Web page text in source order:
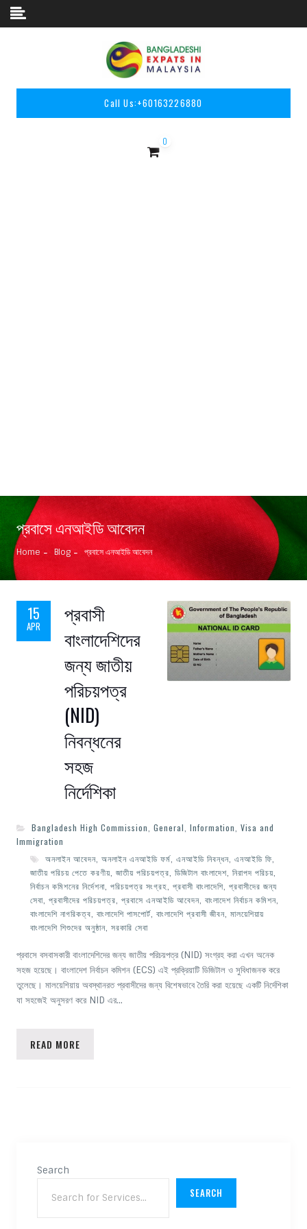
Skip to content
Call Us:+60163226880
0
প্রবাসে এনআইডি আবেদন
Home Blog প্রবাসে এনআইডি আবেদন
15
APR
প্রবাসী
বাংলাদেশিদের
জন্য জাতীয়
পরিচয়পত্র
(NID)
নিবন্ধনের
সহজ
নির্দেশিকা
Bangladesh High Commission General Information Visa and
Immigration
অনলাইন আবেদন, অনলাইন এনআইডি ফর্ম, এনআইডি নিবন্ধন, এনআইডি ফি
জাতীয় পরিচয় পেতে করণীয় জাতীয় পরিচয়পত্র ডিজিটাল বাংলাদেশ, নিরাপদ পরিচয়
নির্বাচন কমিশনের নির্দেশনা, পরিচয়পত্র সংগ্রহ প্রবাসী বাংলাদেশি, প্রবাসীদের জন্য
সেবা, প্রবাসীদের পরিচয়পত্র প্রবাসে এনআইডি আবেদন, বাংলাদেশ নির্বাচন কমিশন,
বাংলাদেশি নাগরিকত্ব বাংলাদেশি পাসপোর্ট, বাংলাদেশি প্রবাসী জীবন, মালয়েশিয়ায়
বাংলাদেশি শিশুদের অনুষ্ঠান, সরকারি সেবা
প্রবাসে বসবাসকারী বাংলাদেশিদের জন্য জাতীয় পরিচয়পত্র (NID) সংগ্রহ করা এখন অনেক
সহজ হয়েছে। বাংলাদেশ নির্বাচন কমিশন (ECS) এই প্রক্রিয়াটি ডিজিটাল ও সুবিধাজনক করে
তুলেছে। মালয়েশিয়ায় অবস্থানরত প্রবাসীদের জন্য বিশেষভাবে তৈরি করা হয়েছে একটি নির্দেশিকা
যা সহজেই অনুসরণ করে NID এর…
READ MORE
Search
SEARCH